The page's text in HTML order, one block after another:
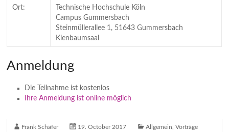
Ort:
Technische Hochschule Köln
Campus Gummersbach
Steinmüllerallee 1, 51643 Gummersbach
Kienbaumsaal
Anmeldung
Die Teilnahme ist kostenlos
Ihre Anmeldung ist online möglich
Frank Schäfer 19. October 2017 Allgemein ,Vorträge